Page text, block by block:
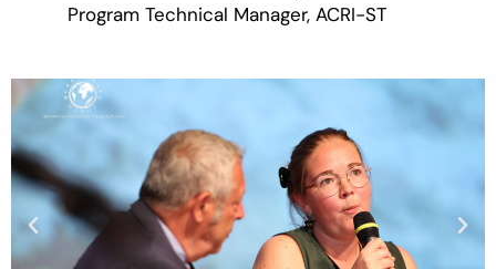
Program Technical Manager, ACRI-ST